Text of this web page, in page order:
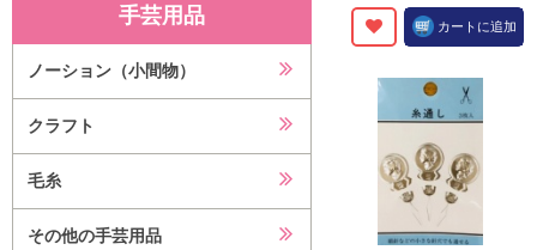
手芸用品
ノーション（小間物）
クラフト
毛糸
その他の手芸用品
カートに追加